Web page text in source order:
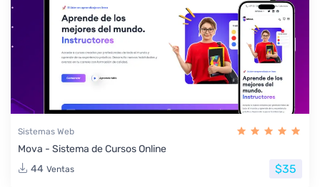
Sistemas Web
Mova - Sistema de Cursos Online
44 Ventas $35